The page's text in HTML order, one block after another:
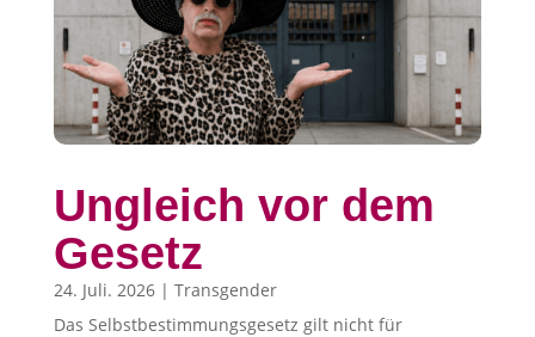
Ungleich vor dem
Gesetz
24. Juli. 2026| Transgender
Das Selbstbestimmungsgesetz gilt nicht für